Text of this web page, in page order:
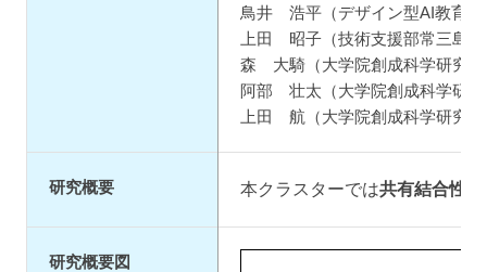
鳥井 浩平（デザイン型AI教育研
上田 昭子（技術支援部常三島
森 大騎（大学院創成科学研究科
阿部 壮太（大学院創成科学研
上田 航（大学院創成科学研究
研究概要 本クラスターでは共有結合性
研究概要図